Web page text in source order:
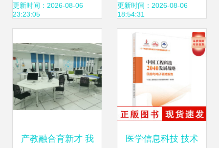
览会开幕 聚焦信息
发，擘画未来创新
蓝图
更新时间：2026-08-06
23:23:05
向新之路
更新时间：2026-08-06
18:54:31
产教融合育新才 我 医学信息科技 技术